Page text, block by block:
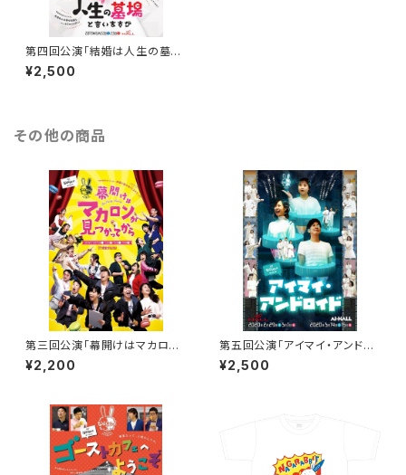
第四回公演「結婚は人生の墓場
と言いますが」DVD
¥2,500
その他の商品
第三回公演「幕開けはマカロン
が見つかってから」DVD
¥2,200
第五回公演「アイマイ・アンドロ
イド」DVD
¥2,500